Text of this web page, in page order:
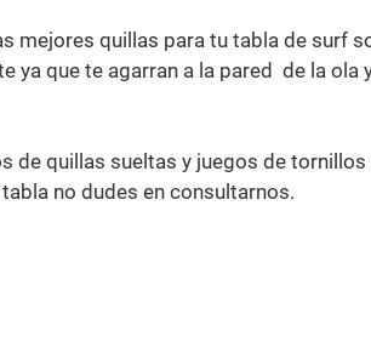
mejores quillas para tu tabla de surf
que te agarran a la pared de la ola
de quillas sueltas y juegos de
no dudes en consultarnos.